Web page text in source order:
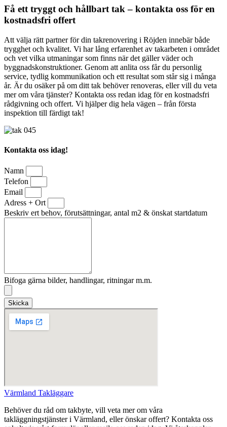
Få ett tryggt och hållbart tak – kontakta oss för en
kostnadsfri offert
Att välja rätt partner för din takrenovering i Röjden innebär både
trygghet och kvalitet. Vi har lång erfarenhet av takarbeten i området
och vet vilka utmaningar som finns när det gäller väder och
byggnadskonstruktioner. Genom att anlita oss får du personlig
service, tydlig kommunikation och ett resultat som står sig i många
år. Är du osäker på om ditt tak behöver renoveras, eller vill du veta
mer om våra tjänster? Kontakta oss redan idag för en kostnadsfri
rådgivning och offert. Vi hjälper dig hela vägen – från första
inspektion till färdigt tak!
Kontakta oss idag!
Namn
Telefon
Email
Adress + Ort
Beskriv ert behov, förutsättningar, antal m2 & önskat startdatum
Bifoga gärna bilder, handlingar, ritningar m.m.
Skicka
Värmland Takläggare
Behöver du råd om takbyte, vill veta mer om våra
takläggningstjänster i Värmland, eller önskar offert? Kontakta oss